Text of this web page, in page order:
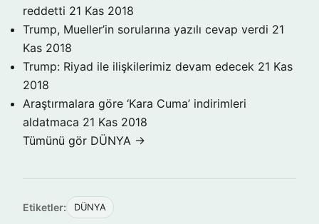
reddetti 21 Kas 2018
Trump, Mueller’in sorularına yazılı cevap verdi 21
Kas 2018
Trump: Riyad ile ilişkilerimiz devam edecek 21 Kas
2018
Araştırmalara göre ‘Kara Cuma’ indirimleri
aldatmaca 21 Kas 2018
Tümünü gör DÜNYA →
Etiketler: DÜNYA